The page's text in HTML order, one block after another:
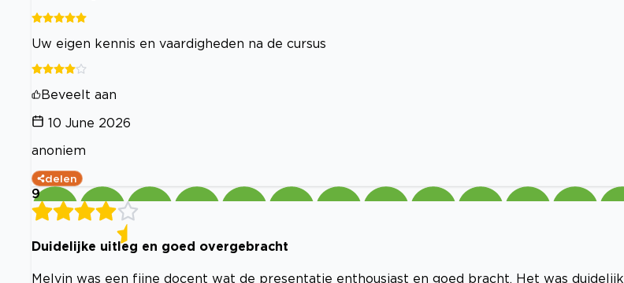
Uw eigen kennis en vaardigheden na de cursus
Beveelt aan
10 June 2026
anoniem
delen
9
Duidelijke uitleg en goed overgebracht
Melvin was een fijne docent wat de presentatie enthousiast en goed bracht. Het was duidelijk.